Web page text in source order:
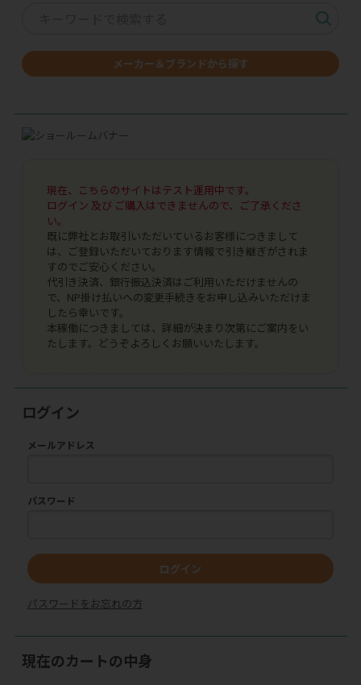
メーカー＆ブランドから探す
現在、こちらのサイトはテスト運用中です。
ログイン 及び ご購入はできませんので、ご了承くださ
い。
既に弊社とお取引いただいているお客様につきまして
は、ご登録いただいております情報で引き継ぎがされま
すのでご安心ください。
代引き決済、銀行振込決済はご利用いただけませんの
で、NP掛け払いへの変更手続きをお申し込みいただけま
したら幸いです。
本稼働につきましては、詳細が決まり次第にご案内をい
たします。どうぞよろしくお願いいたします。
ログイン
メールアドレス
パスワード
ログイン
パスワードをお忘れの方
現在のカートの中身